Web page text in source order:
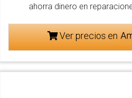
ahorra dinero en
Ver precios en